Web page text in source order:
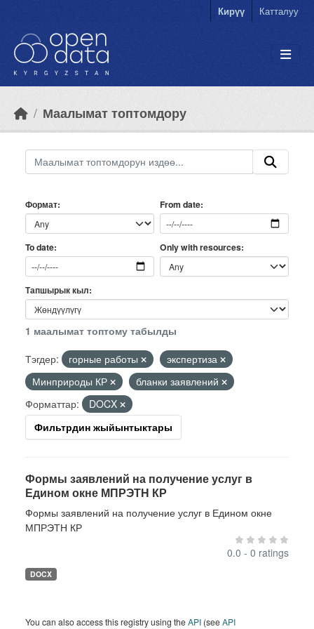
Кирүү Катталуу
Маалымат топтомдору
Формат From date
To date Only with resources
Тапшырык кыл
1 маалымат топтому табылды
Тэгдер:
горные работы
экспертиза
Минприроды КР
бланки заявлений
Форматтар:
DOCX
Фильтрдин жыйынтыктары
Формы заявлений на получение услуг в
Едином окне МПРЭТН КР
Формы заявлений на получение услуг в Едином окне
МПРЭТН КР
0.0 - 0 ratings
DOCX
You can also access this registry using theAPI (seeAPI